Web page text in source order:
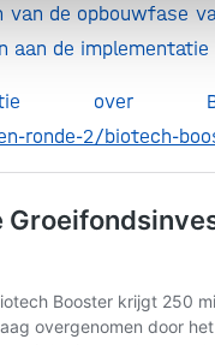
de opbouwfase
aan de
over
ronde-2/biotech-